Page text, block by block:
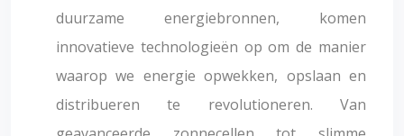
duurzame energiebronnen, komen
innovatieve technologieën op om de manier
waarop we energie opwekken, opslaan en
distribueren te revolutioneren. Van